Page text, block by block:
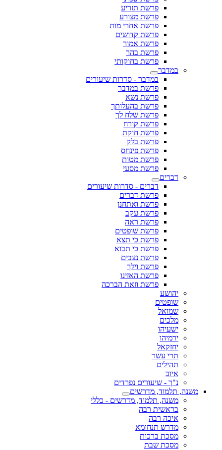
פרשת תזריע
פרשת מצורע
פרשת אחרי מות
פרשת קדושים
פרשת אמור
פרשת בהר
פרשת בחוקותי
במדבר
במדבר - סדרות שיעורים
פרשת במדבר
פרשת נשא
פרשת בהעלותך
פרשת שלח לך
פרשת קורח
פרשת חוקת
פרשת בלק
פרשת פינחס
פרשת מטות
פרשת מסעי
דברים
דברים - סדרות שיעורים
פרשת דברים
פרשת ואתחנן
פרשת עקב
פרשת ראה
פרשת שופטים
פרשת כי תצא
פרשת כי תבוא
פרשת נצבים
פרשת וילך
פרשת האזינו
פרשת וזאת הברכה
יהושע
שופטים
שמואל
מלכים
ישעיהו
ירמיהו
יחזקאל
תרי עשר
תהילים
איוב
נ"ך - שיעורים נפרדים
משנה, תלמוד, מדרשים
משנה, תלמוד, מדרשים - כללי
בראשית רבה
איכה רבה
מדרש תנחומא
מסכת ברכות
מסכת שבת